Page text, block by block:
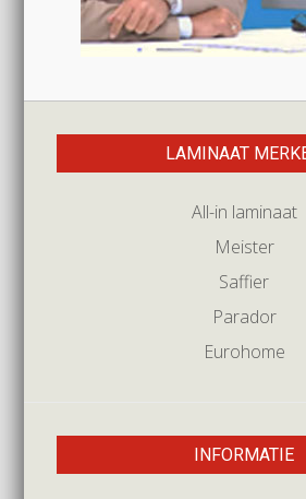
LAMINAAT
All-in laminaat
Meister
Saffier
Parador
Eurohome
INFORMATIE